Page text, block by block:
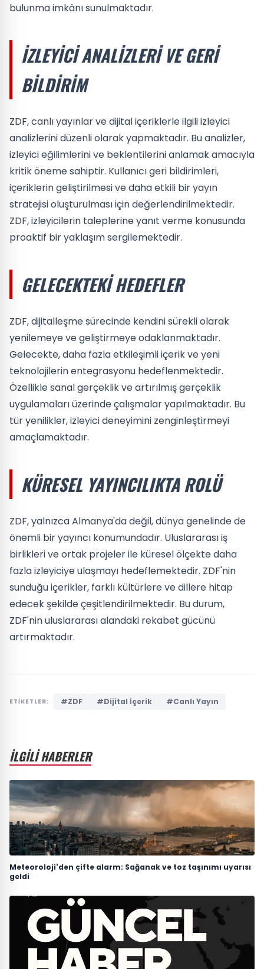
bulunma imkânı sunulmaktadır.
İZLEYICI ANALIZLERI VE GERI
BILDIRIM
ZDF, canlı yayınlar ve dijital içeriklerle ilgili izleyici
analizlerini düzenli olarak yapmaktadır. Bu analizler,
izleyici eğilimlerini ve beklentilerini anlamak amacıyla
kritik öneme sahiptir. Kullanıcı geri bildirimleri,
içeriklerin geliştirilmesi ve daha etkili bir yayın
stratejisi oluşturulması için değerlendirilmektedir.
ZDF, izleyicilerin taleplerine yanıt verme konusunda
proaktif bir yaklaşım sergilemektedir.
GELECEKTEKI HEDEFLER
ZDF, dijitalleşme sürecinde kendini sürekli olarak
yenilemeye ve geliştirmeye odaklanmaktadır.
Gelecekte, daha fazla etkileşimli içerik ve yeni
teknolojilerin entegrasyonu hedeflenmektedir.
Özellikle sanal gerçeklik ve artırılmış gerçeklik
uygulamaları üzerinde çalışmalar yapılmaktadır. Bu
tür yenilikler, izleyici deneyimini zenginleştirmeyi
amaçlamaktadır.
KÜRESEL YAYINCILIKTA ROLÜ
ZDF, yalnızca Almanya'da değil, dünya genelinde de
önemli bir yayıncı konumundadır. Uluslararası iş
birlikleri ve ortak projeler ile küresel ölçekte daha
fazla izleyiciye ulaşmayı hedeflemektedir. ZDF'nin
sunduğu içerikler, farklı kültürlere ve dillere hitap
edecek şekilde çeşitlendirilmektedir. Bu durum,
ZDF'nin uluslararası alandaki rekabet gücünü
artırmaktadır.
ETİKETLER: #ZDF #Dijital İçerik #Canlı Yayın
İLGİLİ HABERLER
Meteoroloji'den çifte alarm: Sağanak ve toz taşınımı uyarısı
geldi